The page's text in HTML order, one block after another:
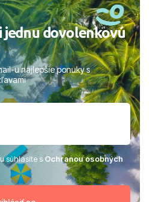
jednu dovolenkovú
u najlepšie ponuky s
súhlasíte sOchranou osobných